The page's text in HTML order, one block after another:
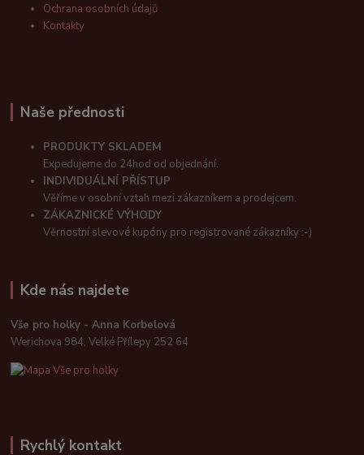
Ochrana osobních údajů
Kontakty
Naše přednosti
PRODUKTY SKLADEM
Expedujeme do 24hod od objednání.
INDIVIDUÁLNÍ PŘÍSTUP
Věříme v osobní vztah mezi zákazníkem a prodejcem.
ZÁKAZNICKÉ VÝHODY
Věrnostní slevové kupóny pro registrované zákazníky :-)
Kde nás najdete
Vše pro holky - Anna Korbelová
Werichova 984, Velké Přílepy 252 64
Rychlý kontakt